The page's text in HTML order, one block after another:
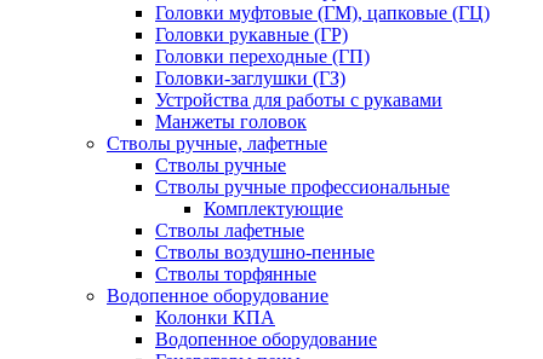
Головки муфтовые (ГМ), цапковые (ГЦ)
Головки рукавные (ГР)
Головки переходные (ГП)
Головки-заглушки (ГЗ)
Устройства для работы с рукавами
Манжеты головок
Стволы ручные, лафетные
Стволы ручные
Стволы ручные профессиональные
Комплектующие
Стволы лафетные
Стволы воздушно-пенные
Стволы торфянные
Водопенное оборудование
Колонки КПА
Водопенное оборудование